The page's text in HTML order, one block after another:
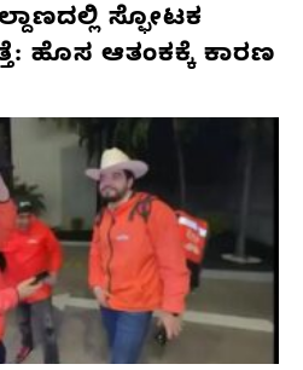
ಸ್ಫೋಟಕ
ಹೊಸ ಆತಂಕಕ್ಕೆ ಕಾರಣ